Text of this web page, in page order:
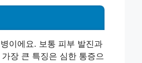
이에요. 보통 피부 발진과
장 큰 특징은 심한 통증으